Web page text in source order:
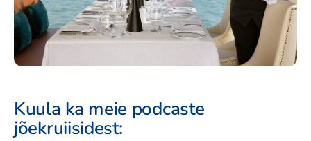
Kuula ka meie podcaste
jõekruiisidest: